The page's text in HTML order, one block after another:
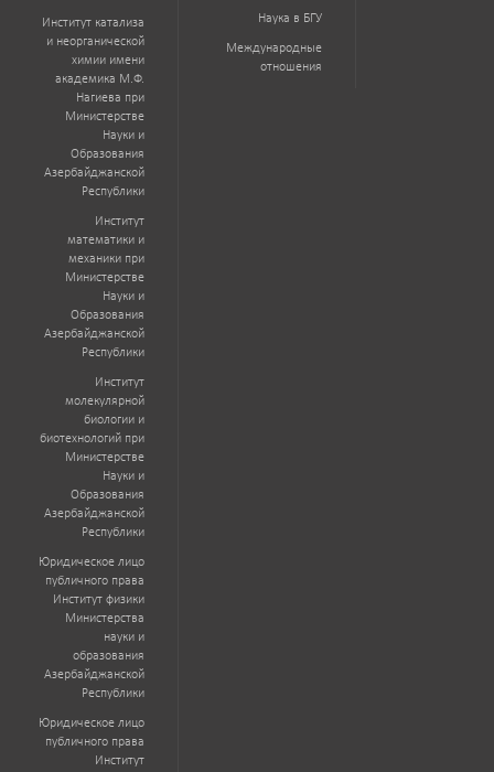
Институт катализа
и неорганической
химии имени
академика М.Ф.
Нагиева при
Министерстве
Науки и
Образования
Азербайджанской
Республики
Институт
математики и
механики при
Министерстве
Науки и
Образования
Азербайджанской
Республики
Институт
молекулярной
биологии и
биотехнологий при
Министерстве
Науки и
Образования
Азербайджанской
Республики
Юридическое лицо
публичного права
Институт физики
Министерства
науки и
образования
Азербайджанской
Республики
Юридическое лицо
публичного права
Институт
Наука в БГУ
Международные
отношения